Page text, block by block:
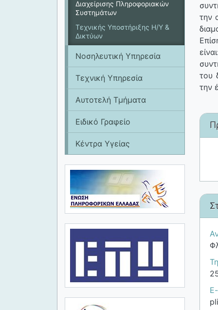
Διαχείρισης Πληροφοριακών
Συστημάτων
Τεχνικής Υποστήριξης Η/Υ &
Δικτύων
Νοσηλευτική Υπηρεσία
Tεχνική Υπηρεσία
Αυτοτελή Τμήματα
Ειδικό Γραφείο
Κέντρα Υγείας
την
του
την